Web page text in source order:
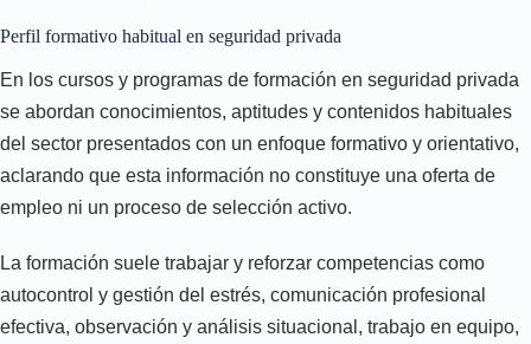
Perfil formativo habitual en seguridad privada
En los cursos y programas de formación en seguridad privada
se abordan conocimientos, aptitudes y contenidos habituales
del sector presentados con un enfoque formativo y orientativo,
aclarando que esta información no constituye una oferta de
empleo ni un proceso de selección activo.
La formación suele trabajar y reforzar competencias como
autocontrol y gestión del estrés, comunicación profesional
efectiva, observación y análisis situacional, trabajo en equipo,